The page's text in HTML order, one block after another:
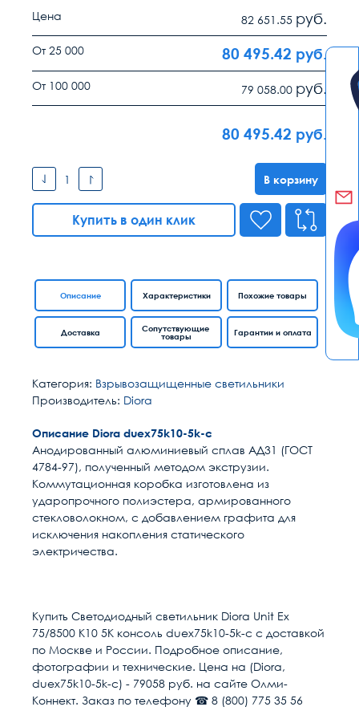
Цена 82 651.55 руб.
От 25 000 80 495.42 руб.
От 100 000 79 058.00 руб.
80 495.42 руб.
В корзину
Купить в один клик
Описание Характеристики
Доставка
Похожие товары
Сопутствующие
товары
Гарантии и оплата
Категория: Взрывозащищенные светильники
Производитель: Diora
Описание Diora duex75k10-5k-c
Анодированный алюминиевый сплав АД31 (ГОСТ
4784-97), полученный методом экструзии.
Коммутационная коробка изготовлена из
ударопрочного полиэстера, армированного
стекловолокном, с добавлением графита для
исключения накопления статического
электричества.
Способ монтажа Консольный
Напряжение, В 220
Цветовая температура 5000
Условия доставки
Доставка осуществляется в течении 2-4
рабочих дней после поступления оплаты на
наш расчётный счёт
Купить Светодиодный светильник Diora Unit Ex
75/8500 K10 5K консоль duex75k10-5k-c с доставкой
по Москве и России. Подробное описание,
фотографии и технические. Цена на (Diora,
duex75k10-5k-c) - 79058 руб. на сайте Олми-
Коннект. Заказ по телефону ☎ 8 (800) 775 35 56